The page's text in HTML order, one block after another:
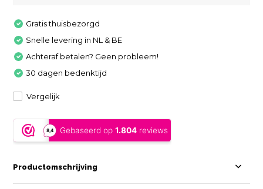
Gratis thuisbezorgd
Snelle levering in NL & BE
Achteraf betalen? Geen probleem!
30 dagen bedenktijd
Vergelijk
Productomschrijving